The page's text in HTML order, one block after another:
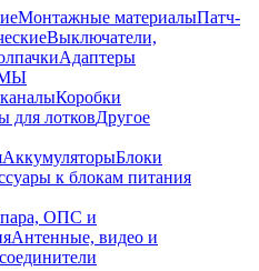
Монтажные материалыПатч-
Выключатели,
Адаптеры
Коробки
для лотковДругое
АккумуляторыБлоки
к блокам питания
ОПС и
Антенные, видео и